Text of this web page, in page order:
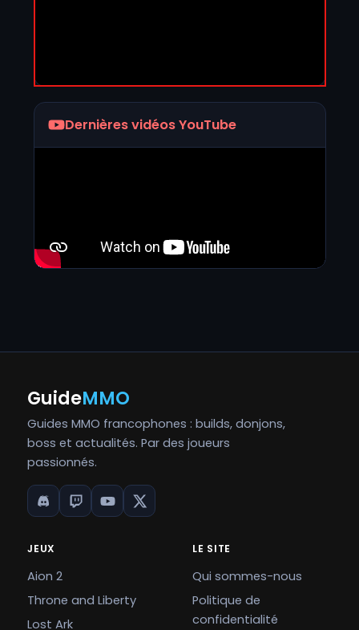
Dernières vidéos YouTube
GuideMMO
Guides MMO francophones : builds, donjons,
boss et actualités. Par des joueurs
passionnés.
JEUX
Aion 2
Throne and Liberty
Lost Ark
LE SITE
Qui sommes-nous
Politique de
confidentialité